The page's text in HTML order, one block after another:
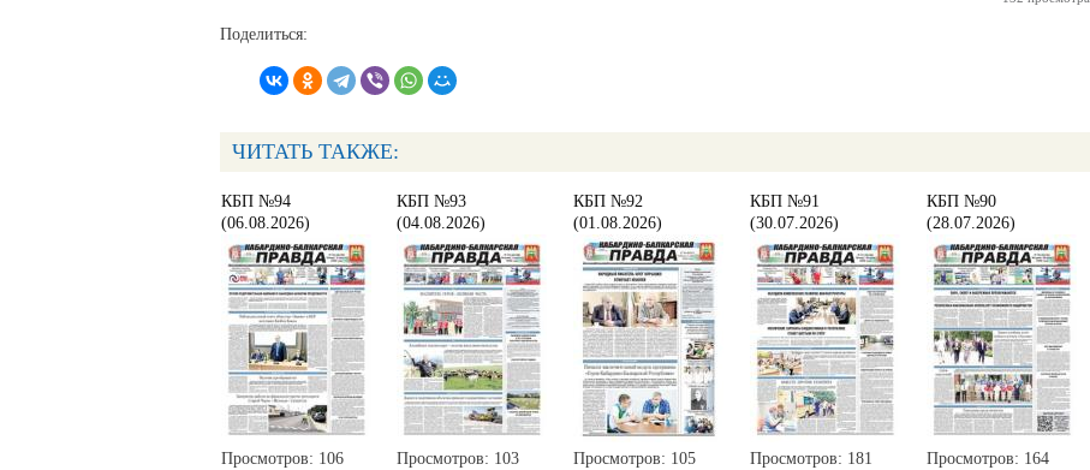
Поделиться:
ЧИТАТЬ ТАКЖЕ:
КБП №94
(06.08.2026)
Просмотров: 106
КБП №93
(04.08.2026)
Просмотров: 103
КБП №92
(01.08.2026)
Просмотров: 105
КБП №91
(30.07.2026)
Просмотров: 181
КБП №90
(28.07.2026)
Просмотров: 164